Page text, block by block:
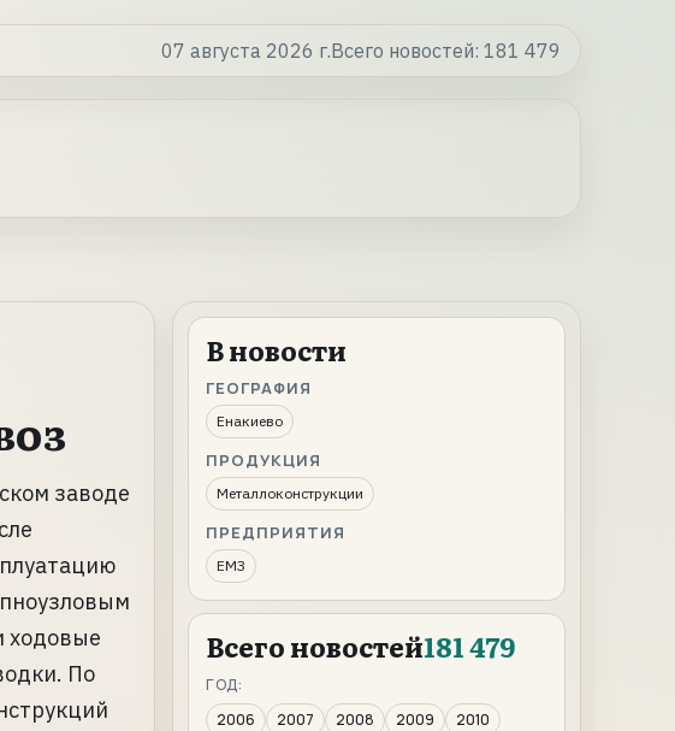
07 августа 2026 г.Всего новостей: 181 479
заводе
ходовые
По
В новости
ГЕОГРАФИЯ
Енакиево
ПРОДУКЦИЯ
Металлоконструкции
ПРЕДПРИЯТИЯ
ЕМЗ
Всего новостей181 479
ГОД:
2006
2007 2008 2009
2010